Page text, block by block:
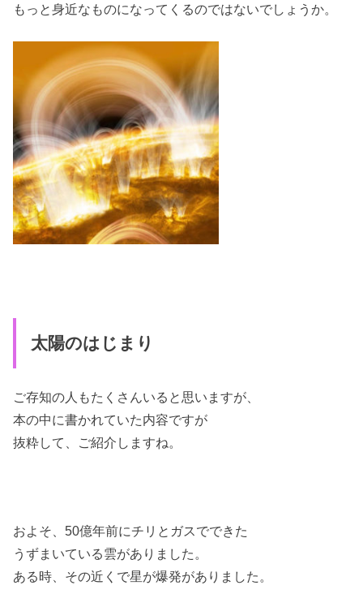
もっと身近なものになってくるのではないでしょうか。
太陽のはじまり
ご存知の人もたくさんいると思いますが、
本の中に書かれていた内容ですが
抜粋して、ご紹介しますね。
およそ、50億年前にチリとガスでできた
うずまいている雲がありました。
ある時、その近くで星が爆発がありました。